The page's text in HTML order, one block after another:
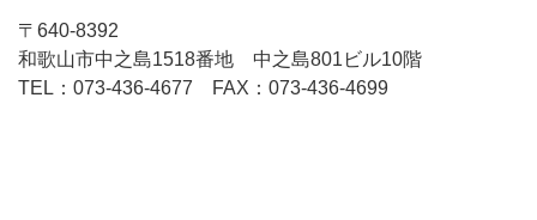
〒640-8392
和歌山市中之島1518番地 中之島801ビル10階
TEL：073-436-4677 FAX：073-436-4699